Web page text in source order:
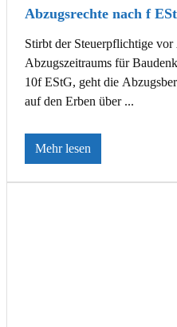
Abzugsrechte nach f
Stirbt der Steuerpflichtige
Abzugszeitraums für
10f EStG, geht die
auf den Erben über ...
Mehr lesen